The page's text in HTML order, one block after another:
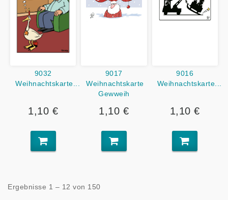
9032
Weihnachtskarte...
1,10 €
9017
Weihnachtskarte
Gewweih
1,10 €
9016
Weihnachtskarte...
1,10 €
Ergebnisse 1 – 12 von 150